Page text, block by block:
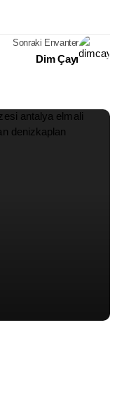
Sonraki Envanter
Dim Çayı